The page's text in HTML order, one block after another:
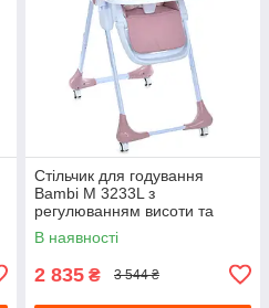
Стільчик для годування
Bambi M 3233L з
регулюванням висоти та
нахилу спинки Рожевий
В наявності
2 835 ₴ 3 544 ₴